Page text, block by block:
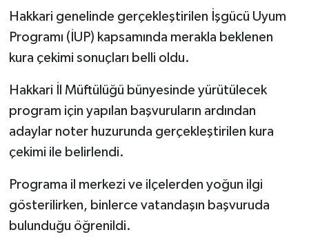
Hakkari genelinde gerçekleştirilen İşgücü Uyum
Programı (İUP) kapsamında merakla beklenen
kura çekimi sonuçları belli oldu.
Hakkari İl Müftülüğü bünyesinde yürütülecek
program için yapılan başvuruların ardından
adaylar noter huzurunda gerçekleştirilen kura
çekimi ile belirlendi.
Programa il merkezi ve ilçelerden yoğun ilgi
gösterilirken, binlerce vatandaşın başvuruda
bulunduğu öğrenildi.